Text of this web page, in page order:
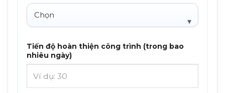
Tiến độ hoàn thiện công trình (trong bao
nhiêu ngày)